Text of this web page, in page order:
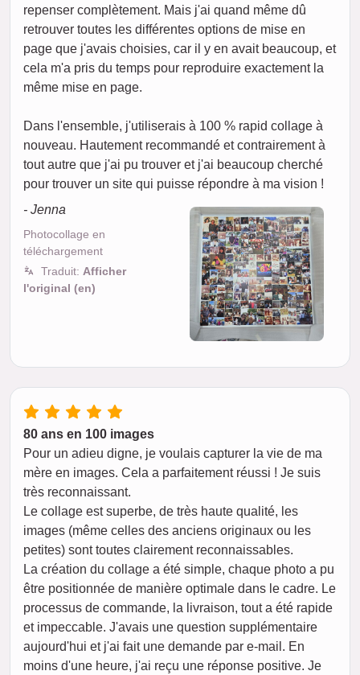
repenser complètement. Mais j'ai quand même dû
retrouver toutes les différentes options de mise en
page que j'avais choisies, car il y en avait beaucoup, et
cela m'a pris du temps pour reproduire exactement la
même mise en page.
Dans l'ensemble, j'utiliserais à 100 % rapid collage à
nouveau. Hautement recommandé et contrairement à
tout autre que j'ai pu trouver et j'ai beaucoup cherché
pour trouver un site qui puisse répondre à ma vision !
- Jenna
Photocollage en
téléchargement
Traduit: Afficher
l'original (en)
80 ans en 100 images
Pour un adieu digne, je voulais capturer la vie de ma
mère en images. Cela a parfaitement réussi ! Je suis
très reconnaissant.
Le collage est superbe, de très haute qualité, les
images (même celles des anciens originaux ou les
petites) sont toutes clairement reconnaissables.
La création du collage a été simple, chaque photo a pu
être positionnée de manière optimale dans le cadre. Le
processus de commande, la livraison, tout a été rapide
et impeccable. J'avais une question supplémentaire
aujourd'hui et j'ai fait une demande par e-mail. En
moins d'une heure, j'ai reçu une réponse positive. Je